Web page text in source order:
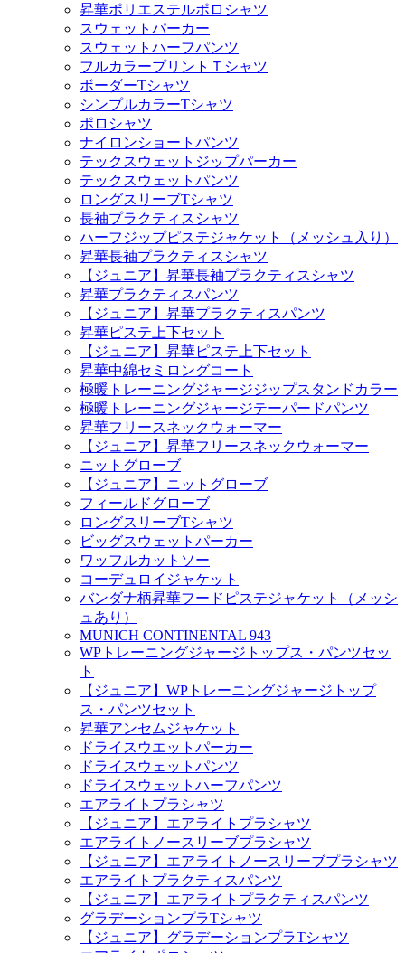
昇華ポリエステルポロシャツ
スウェットパーカー
スウェットハーフパンツ
フルカラープリントＴシャツ
ボーダーTシャツ
シンプルカラーTシャツ
ポロシャツ
ナイロンショートパンツ
テックスウェットジップパーカー
テックスウェットパンツ
ロングスリーブTシャツ
長袖プラクティスシャツ
ハーフジップピステジャケット（メッシュ入り）
昇華長袖プラクティスシャツ
【ジュニア】昇華長袖プラクティスシャツ
昇華プラクティスパンツ
【ジュニア】昇華プラクティスパンツ
昇華ピステ上下セット
【ジュニア】昇華ピステ上下セット
昇華中綿セミロングコート
極暖トレーニングジャージジップスタンドカラー
極暖トレーニングジャージテーパードパンツ
昇華フリースネックウォーマー
【ジュニア】昇華フリースネックウォーマー
ニットグローブ
【ジュニア】ニットグローブ
フィールドグローブ
ロングスリーブTシャツ
ビッグスウェットパーカー
ワッフルカットソー
コーデュロイジャケット
バンダナ柄昇華フードピステジャケット（メッシ
ュあり）
MUNICH CONTINENTAL 943
WPトレーニングジャージトップス・パンツセッ
ト
【ジュニア】WPトレーニングジャージトップ
ス・パンツセット
昇華アンセムジャケット
ドライスウエットパーカー
ドライスウェットパンツ
ドライスウェットハーフパンツ
エアライトプラシャツ
【ジュニア】エアライトプラシャツ
エアライトノースリーブプラシャツ
【ジュニア】エアライトノースリーブプラシャツ
エアライトプラクティスパンツ
【ジュニア】エアライトプラクティスパンツ
グラデーションプラTシャツ
【ジュニア】グラデーションプラTシャツ